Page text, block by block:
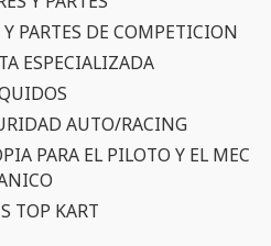
PARTES DE COMPETICION
ESPECIALIZADA
AUTO/RACING
PARA EL PILOTO Y EL MEC
TOP KART